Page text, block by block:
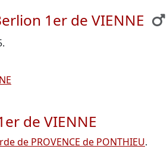
1er de VIENNE
.
de VIENNE
de PROVENCE de PONTHIEU.